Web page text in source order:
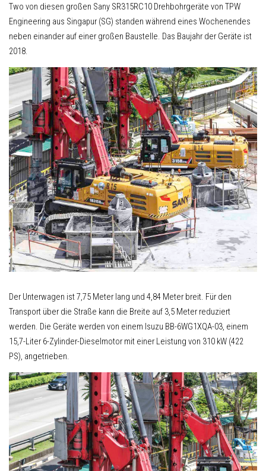
Two von diesen großen Sany SR315RC10 Drehbohrgeräte von TPW
Engineering aus Singapur (SG) standen während eines Wochenendes
neben einander auf einer großen Baustelle. Das Baujahr der Geräte ist
2018.
Der Unterwagen ist 7,75 Meter lang und 4,84 Meter breit. Für den
Transport über die Straße kann die Breite auf 3,5 Meter reduziert
werden. Die Geräte werden von einem Isuzu BB-6WG1XQA-03, einem
15,7-Liter 6-Zylinder-Dieselmotor mit einer Leistung von 310 kW (422
PS), angetrieben.